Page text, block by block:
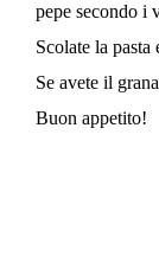
pepe secondo i
Scolate la pasta
Se avete il
Buon appetito!